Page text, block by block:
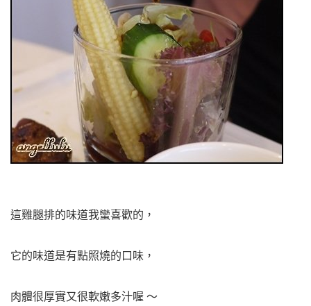
這雞腿排的味道我蠻喜歡的，
它的味道是有點照燒的口味，
肉體很厚實又很軟嫩多汁喔 ～